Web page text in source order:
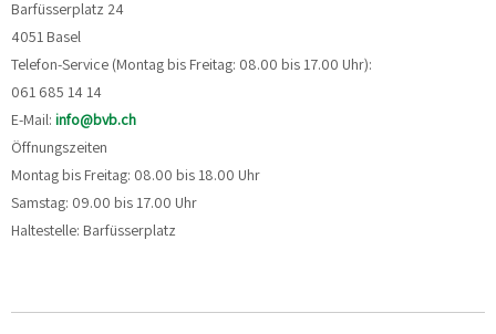
Barfüsserplatz 24
4051 Basel
Telefon-Service (Montag bis Freitag: 08.00 bis 17.00 Uhr):
061 685 14 14
E-Mail: info@bvb.ch
Öffnungszeiten
Montag bis Freitag: 08.00 bis 18.00 Uhr
Samstag: 09.00 bis 17.00 Uhr
Haltestelle: Barfüsserplatz